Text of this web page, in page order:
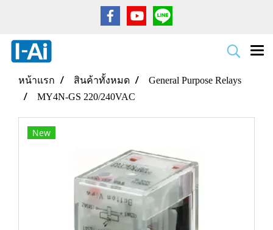
หน้าแรก สินค้าทั้งหมด
General Purpose Relays
MY4N-GS 220/240VAC
New